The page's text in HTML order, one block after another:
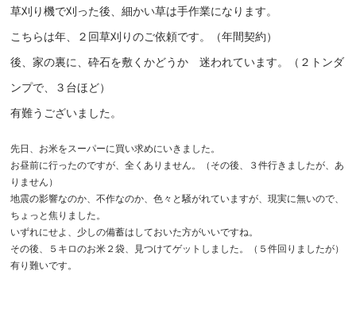
草刈り機で刈った後、細かい草は手作業になります。
こちらは年、２回草刈りのご依頼です。（年間契約）
後、家の裏に、砕石を敷くかどうか 迷われています。（２トンダ
ンプで、３台ほど）
有難うございました。
先日、お米をスーパーに買い求めにいきました。
お昼前に行ったのですが、全くありません。（その後、３件行きましたが、あ
りません）
地震の影響なのか、不作なのか、色々と騒がれていますが、現実に無いので、
ちょっと焦りました。
いずれにせよ、少しの備蓄はしておいた方がいいですね。
その後、５キロのお米２袋、見つけてゲットしました。（５件回りましたが）
有り難いです。